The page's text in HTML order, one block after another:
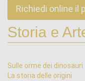
Richiedi online il
Storia e
Sulle orme dei dinosauri
La storia delle origini